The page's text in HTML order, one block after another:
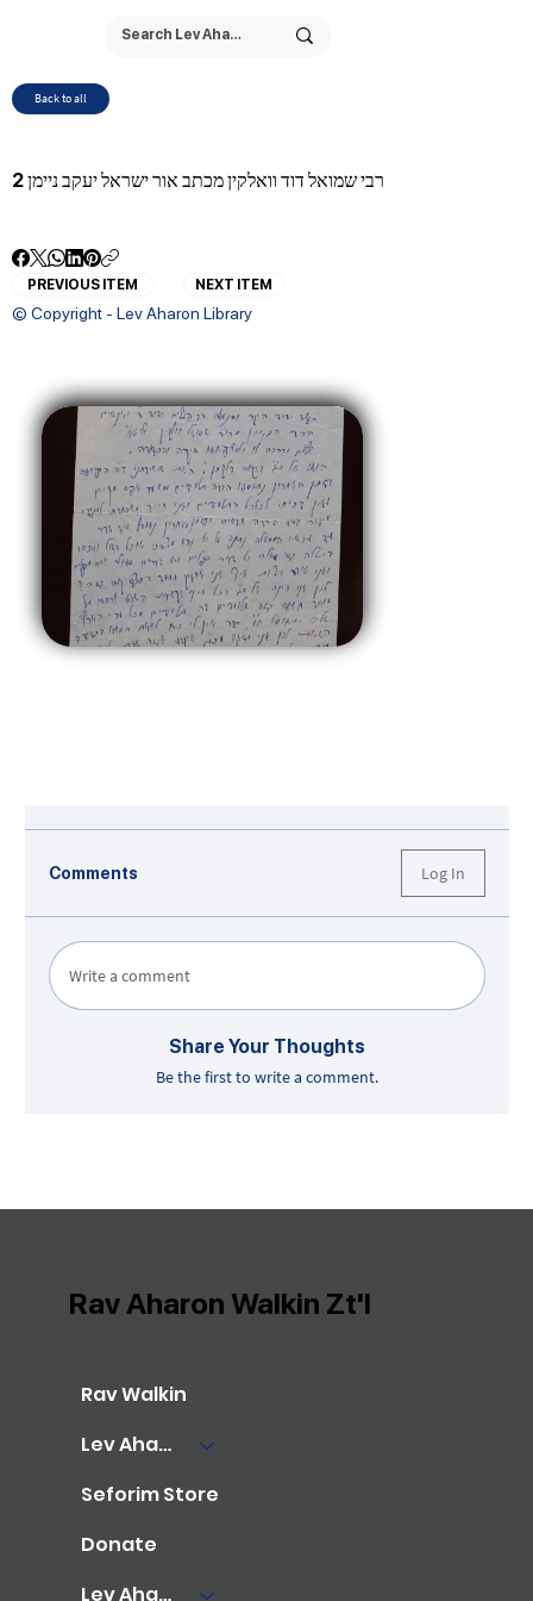
Back to all
רבי שמואל דוד וואלקין מכתב אור ישראל יעקב ניימן 2
PREVIOUS ITEM NEXT ITEM
© Copyright - Lev Aharon Library
Comments Log In
Write a comment
Share Your Thoughts
Be the first to write a comment.
Rav Walkin
Lev Aharon Library
Seforim Store
Donate
Lev Aharon Foundation
Rav Aharon Walkin Zt'l